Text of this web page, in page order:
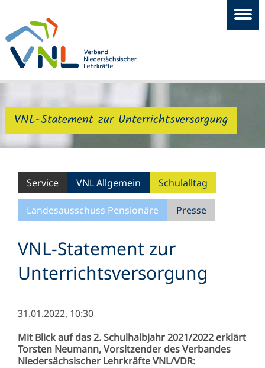
VNL-Statement zur Unterrichtsversorgung
Service VNL Allgemein Schulalltag
Landesausschuss Pensionäre Presse
VNL-Statement zur
Unterrichtsversorgung
31.01.2022, 10:30
Mit Blick auf das 2. Schulhalbjahr 2021/2022 erklärt
Torsten Neumann, Vorsitzender des Verbandes
Niedersächsischer Lehrkräfte VNL/VDR: